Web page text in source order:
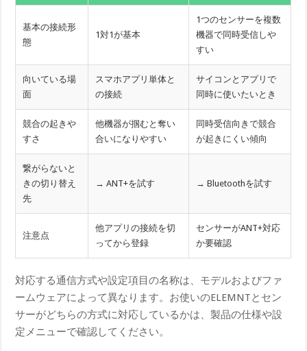
基本の接続形
態
1対1が基本
1つのセンサーを複数
機器で同時受信しや
すい
向いている場
面
スマホアプリ単体と
の接続
サイコンとアプリで
同時に使いたいとき
競合の起きや
すさ
他機器が掴むと奪い
合いになりやすい
同時受信向きで競合
が起きにくい傾向
繋がらないと
きの切り替え
先
→ ANT+を試す → Bluetoothを試す
注意点
他アプリの接続を切
ってから登録
センサーがANT+対応
か要確認
対応する通信方式や設定項目の名称は、モデルおよびファ
ームウェアによって異なります。お使いのELEMNTとセン
サーがどちらの方式に対応しているかは、製品の仕様や設
定メニューで確認してください。